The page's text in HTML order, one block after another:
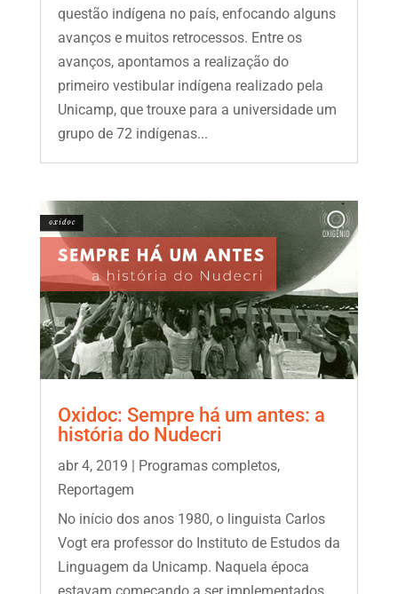
questão indígena no país, enfocando alguns
avanços e muitos retrocessos. Entre os
avanços, apontamos a realização do
primeiro vestibular indígena realizado pela
Unicamp, que trouxe para a universidade um
grupo de 72 indígenas...
Oxidoc: Sempre há um antes: a
história do Nudecri
abr 4, 2019 Programas completos,
Reportagem
No início dos anos 1980, o linguista Carlos
Vogt era professor do Instituto de Estudos da
Linguagem da Unicamp. Naquela época